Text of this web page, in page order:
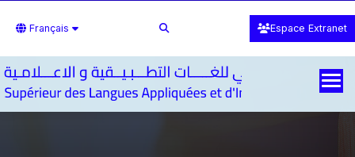
Français Espace Extranet